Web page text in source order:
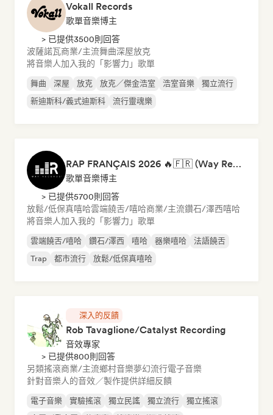
Vokall Records
歌單音樂博主
> 已提供3500則回答
波薩諾瓦商業/主流舞曲深屋放克
將音樂人加入我的「影響力」歌單
舞曲 深屋 放克 放克／傑金浩室 浩室音樂
獨立流行
新迪斯科/義式迪斯科
流行靈魂樂
RAP FRANÇAIS 2026 🔥🇫🇷 (Way Records)
歌單音樂博主
> 已提供5700則回答
放鬆/低保真嘻哈雲端饒舌/嘻哈商業/主流鑽石/澤西嘻哈
將音樂人加入我的「影響力」歌單
雲端饒舌/嘻哈 鑽石/澤西 嘻哈 器樂嘻哈
法語饒舌
Trap
都市流行 放鬆/低保真嘻哈
深入的反饋
Rob Tavaglione/Catalyst Recording
音效專家
> 已提供800則回答
另類搖滾商業/主流鄉村音樂夢幻流行電子音樂
針對音樂人的音效／製作提供詳細反饋
電子音樂 實驗搖滾 獨立民謠 獨立流行
獨立搖滾